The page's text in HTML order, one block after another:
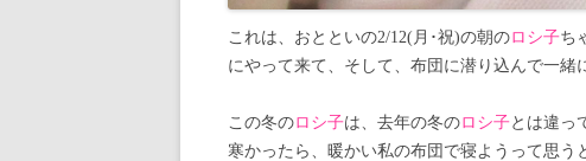
これは、おとといの2/12(月･祝)の朝のロシ子ち
にやって来て、そして、布団に潜り込んで一緒
この冬のロシ子は、去年の冬のロシ子とは違っ
寒かったら、暖かい私の布団で寝ようって思